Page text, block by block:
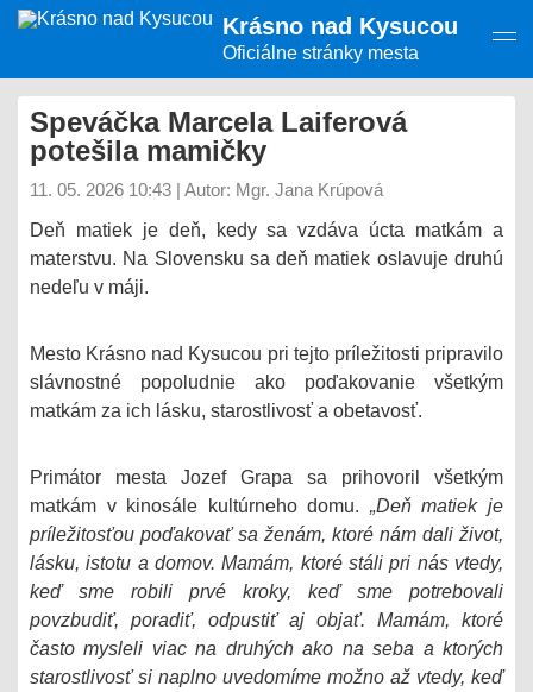
Presunúť
na
Krásno nad Kysucou
Oficiálne stránky mesta
Speváčka Marcela Laiferová
potešila mamičky
11. 05. 2026 10:43 | Autor: Mgr. Jana Krúpová
Deň matiek je deň, kedy sa vzdáva úcta matkám a
materstvu. Na Slovensku sa deň matiek oslavuje druhú
nedeľu v máji.
Mesto Krásno nad Kysucou pri tejto príležitosti pripravilo
slávnostné popoludnie ako poďakovanie všetkým
matkám za ich lásku, starostlivosť a obetavosť.
Primátor mesta Jozef Grapa sa prihovoril všetkým
matkám v kinosále kultúrneho domu. „Deň matiek je
príležitosťou poďakovať sa ženám, ktoré nám dali život,
lásku, istotu a domov. Mamám, ktoré stáli pri nás vtedy,
keď sme robili prvé kroky, keď sme potrebovali
povzbudiť, poradiť, odpustiť aj objať. Mamám, ktoré
často mysleli viac na druhých ako na seba a ktorých
starostlivosť si naplno uvedomíme možno až vtedy, keď